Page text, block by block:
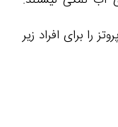
را برای افراد زیر